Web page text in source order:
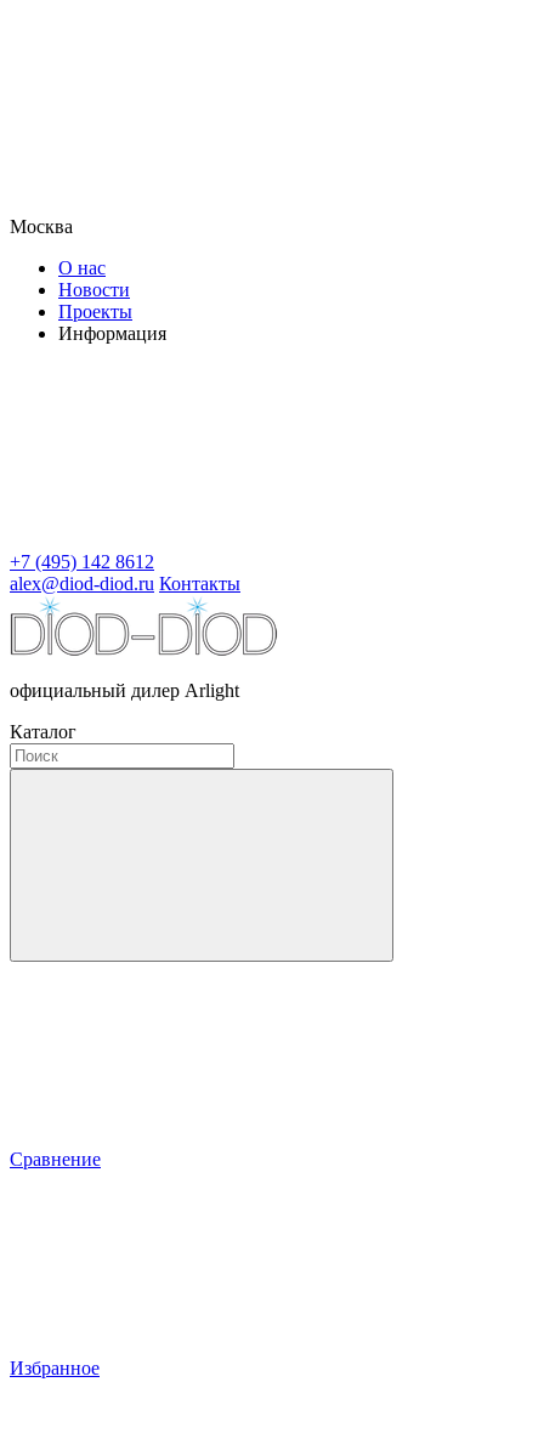
Москва
О нас
Новости
Проекты
Информация
+7 (495) 142 8612
alex@diod-diod.ru Контакты
официальный дилер Arlight
Каталог
Сравнение
Избранное